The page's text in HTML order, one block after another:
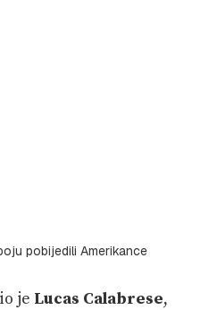
pobijedili Amerikance
je Lucas Calabrese,